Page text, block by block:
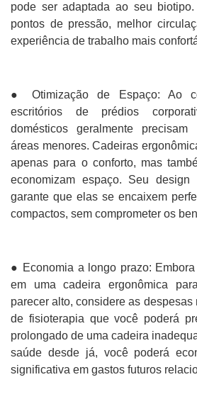
pode ser adaptada ao seu
pontos de pressão, melhor
experiência de trabalho mais
● Otimização de Espaço: Ao
escritórios de prédios
domésticos geralmente
áreas menores. Cadeiras
apenas para o conforto, mas
economizam espaço. Seu design
garante que elas se encaixem
compactos, sem comprometer os
● Economia a longo prazo:
em uma cadeira ergonômica
parecer alto, considere as
de fisioterapia que você poderá
prolongado de uma cadeira
saúde desde já, você poderá
significativa em gastos futuros